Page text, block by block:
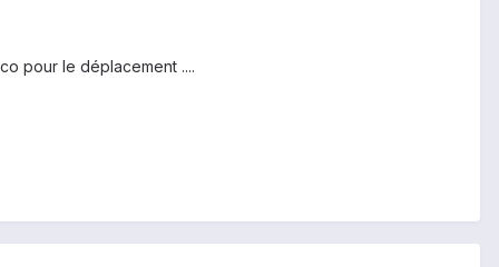
pour le déplacement ....